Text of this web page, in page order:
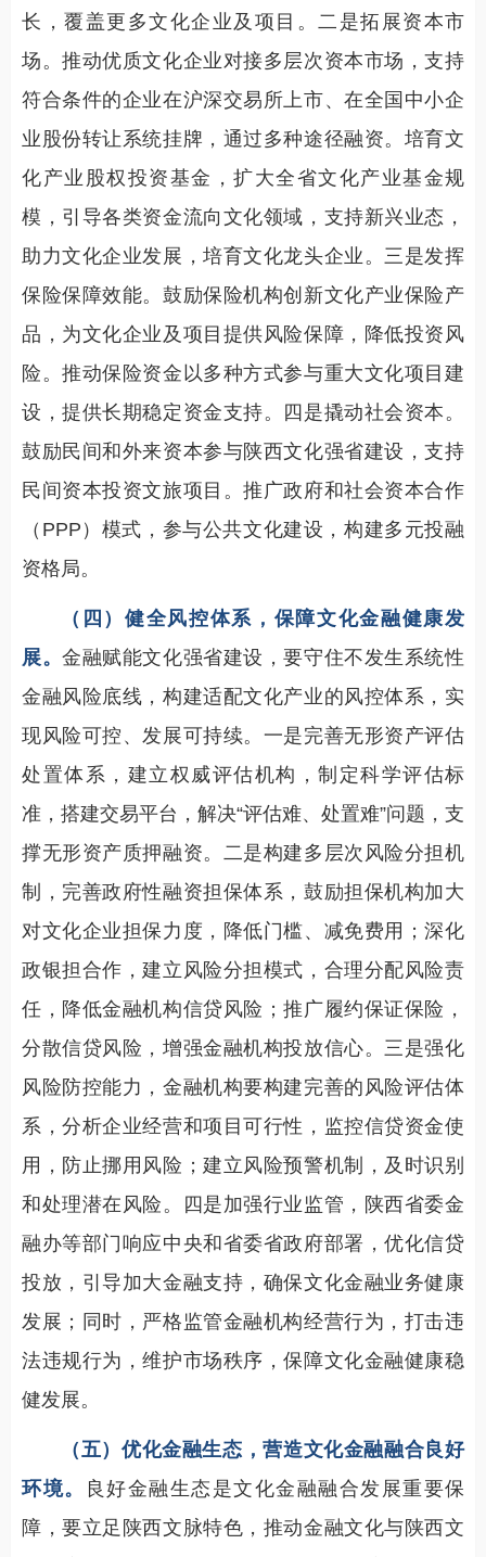
长，覆盖更多文化企业及项目。二是拓展资本市
场。推动优质文化企业对接多层次资本市场，支持
符合条件的企业在沪深交易所上市、在全国中小企
业股份转让系统挂牌，通过多种途径融资。培育文
化产业股权投资基金，扩大全省文化产业基金规
模，引导各类资金流向文化领域，支持新兴业态，
助力文化企业发展，培育文化龙头企业。三是发挥
保险保障效能。鼓励保险机构创新文化产业保险产
品，为文化企业及项目提供风险保障，降低投资风
险。推动保险资金以多种方式参与重大文化项目建
设，提供长期稳定资金支持。四是撬动社会资本。
鼓励民间和外来资本参与陕西文化强省建设，支持
民间资本投资文旅项目。推广政府和社会资本合作
（PPP）模式，参与公共文化建设，构建多元投融
资格局。
（四）健全风控体系，保障文化金融健康发
展。金融赋能文化强省建设，要守住不发生系统性
金融风险底线，构建适配文化产业的风控体系，实
现风险可控、发展可持续。一是完善无形资产评估
处置体系，建立权威评估机构，制定科学评估标
准，搭建交易平台，解决“评估难、处置难”问题，支
撑无形资产质押融资。二是构建多层次风险分担机
制，完善政府性融资担保体系，鼓励担保机构加大
对文化企业担保力度，降低门槛、减免费用；深化
政银担合作，建立风险分担模式，合理分配风险责
任，降低金融机构信贷风险；推广履约保证保险，
分散信贷风险，增强金融机构投放信心。三是强化
风险防控能力，金融机构要构建完善的风险评估体
系，分析企业经营和项目可行性，监控信贷资金使
用，防止挪用风险；建立风险预警机制，及时识别
和处理潜在风险。四是加强行业监管，陕西省委金
融办等部门响应中央和省委省政府部署，优化信贷
投放，引导加大金融支持，确保文化金融业务健康
发展；同时，严格监管金融机构经营行为，打击违
法违规行为，维护市场秩序，保障文化金融健康稳
健发展。
（五）优化金融生态，营造文化金融融合良好
环境。
良好金融生态是文化金融融合发展重要保
障，要立足陕西文脉特色，推动金融文化与陕西文